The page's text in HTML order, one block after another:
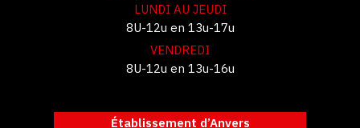
LUNDI AU JEUDI
8U-12u en 13u-17u
VENDREDI
8U-12u en 13u-16u
Établissement d’Anvers